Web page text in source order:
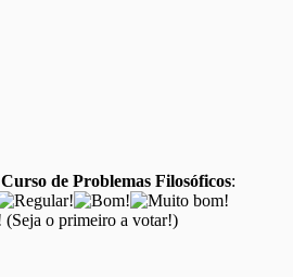
Curso de Problemas Filosóficos:
(Seja o primeiro a votar!)